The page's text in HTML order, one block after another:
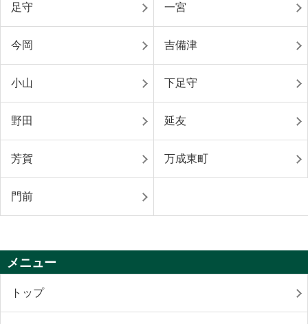
足守 一宮
今岡 吉備津
小山 下足守
野田 延友
芳賀 万成東町
門前
メニュー
トップ